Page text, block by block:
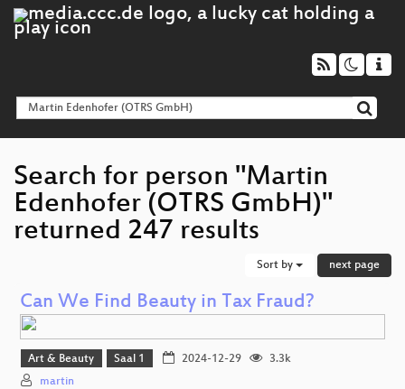
Search for person "Martin
Edenhofer (OTRS GmbH)"
returned 247 results
Sort by next page
Can We Find Beauty in Tax Fraud?
Art & Beauty Saal 1 2024-12-29
3.3k
martin